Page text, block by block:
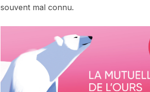
souvent mal connu.